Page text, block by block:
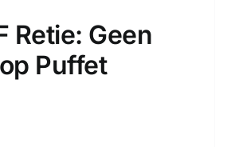
Retie: Geen
Puffet